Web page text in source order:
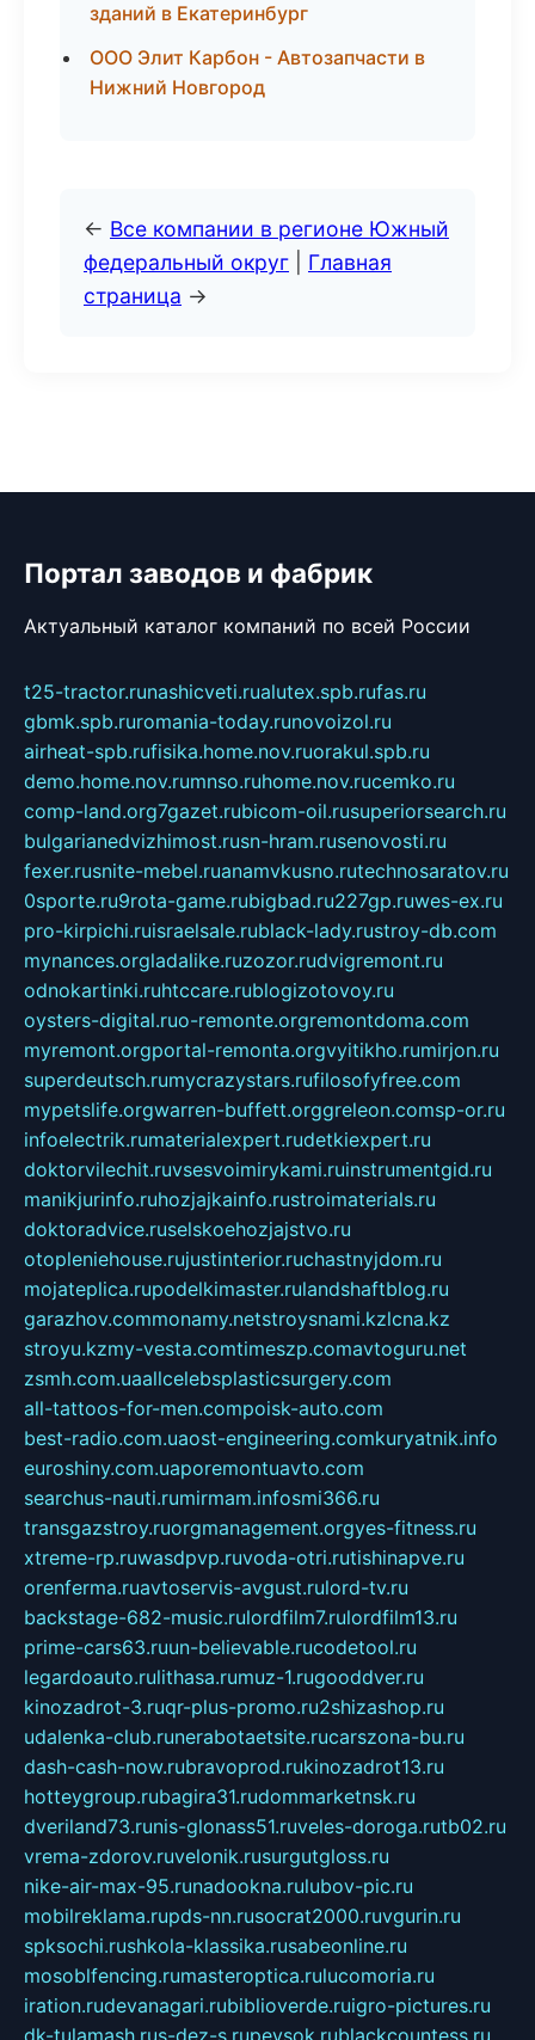
зданий в Екатеринбург
ООО Элит Карбон - Автозапчасти в
Нижний Новгород
← Все компании в регионе Южный
федеральный округ
Главная
страница →
Портал заводов и фабрик
Актуальный каталог компаний по всей России
t25-tractor.runashicveti.rualutex.spb.rufas.ru
gbmk.spb.ruromania-today.runovoizol.ru
airheat-spb.rufisika.home.nov.ruorakul.spb.ru
demo.home.nov.rumnso.ruhome.nov.rucemko.ru
comp-land.org7gazet.rubicom-oil.rusuperiorsearch.ru
bulgarianedvizhimost.rusn-hram.rusenovosti.ru
fexer.rusnite-mebel.ruanamvkusno.rutechnosaratov.ru
0sporte.ru9rota-game.rubigbad.ru227gp.ruwes-ex.ru
pro-kirpichi.ruisraelsale.rublack-lady.rustroy-db.com
mynances.orgladalike.ruzozor.rudvigremont.ru
odnokartinki.ruhtccare.rublogizotovoy.ru
oysters-digital.ruo-remonte.orgremontdoma.com
myremont.orgportal-remonta.orgvyitikho.rumirjon.ru
superdeutsch.rumycrazystars.rufilosofyfree.com
mypetslife.orgwarren-buffett.orggreleon.comsp-or.ru
infoelectrik.rumaterialexpert.rudetkiexpert.ru
doktorvilechit.ruvsesvoimirykami.ruinstrumentgid.ru
manikjurinfo.ruhozjajkainfo.rustroimaterials.ru
doktoradvice.ruselskoehozjajstvo.ru
otopleniehouse.rujustinterior.ruchastnyjdom.ru
mojateplica.rupodelkimaster.rulandshaftblog.ru
garazhov.commonamy.netstroysnami.kzlcna.kz
stroyu.kzmy-vesta.comtimeszp.comavtoguru.net
zsmh.com.uaallcelebsplasticsurgery.com
all-tattoos-for-men.compoisk-auto.com
best-radio.com.uaost-engineering.comkuryatnik.info
euroshiny.com.uaporemontuavto.com
searchus-nauti.rumirmam.infosmi366.ru
transgazstroy.ruorgmanagement.orgyes-fitness.ru
xtreme-rp.ruwasdpvp.ruvoda-otri.rutishinapve.ru
orenferma.ruavtoservis-avgust.rulord-tv.ru
backstage-682-music.rulordfilm7.rulordfilm13.ru
prime-cars63.ruun-believable.rucodetool.ru
legardoauto.rulithasa.rumuz-1.rugooddver.ru
kinozadrot-3.ruqr-plus-promo.ru2shizashop.ru
udalenka-club.runerabotaetsite.rucarszona-bu.ru
dash-cash-now.rubravoprod.rukinozadrot13.ru
hotteygroup.rubagira31.rudommarketnsk.ru
dveriland73.runis-glonass51.ruveles-doroga.rutb02.ru
vrema-zdorov.ruvelonik.rusurgutgloss.ru
nike-air-max-95.runadookna.rulubov-pic.ru
mobilreklama.rupds-nn.rusocrat2000.ruvgurin.ru
spksochi.rushkola-klassika.rusabeonline.ru
mosoblfencing.rumasteroptica.rulucomoria.ru
iration.rudevanagari.rubiblioverde.ruigro-pictures.ru
dk-tulamash.rus-dez-s.rupeysok.rublackcountess.ru